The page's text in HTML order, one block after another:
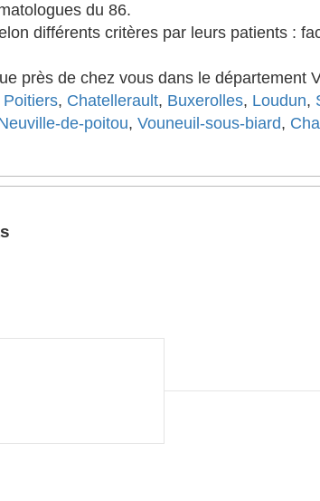
du 86.
différents critères par leurs patients :
près de chez vous dans le département
Poitiers, Chatellerault, Buxerolles, Loudun,
de-poitou, Vouneuil-sous-biard,